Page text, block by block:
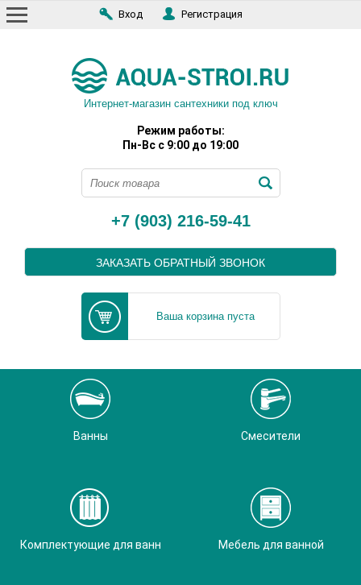
Вход Регистрация
Интернет-магазин сантехники под ключ
Режим работы:
Пн-Вс с 9:00 до 19:00
+7 (903) 216-59-41
ЗАКАЗАТЬ ОБРАТНЫЙ ЗВОНОК
Ваша корзина пуста
Ванны Смесители
Комплектующие для ванн Мебель для ванной